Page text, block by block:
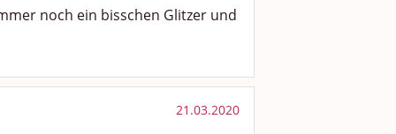
noch ein bisschen Glitzer und
21.03.2020